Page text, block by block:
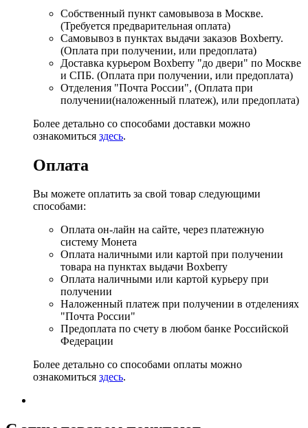
Собственный пункт самовывоза в Москве.
(Требуется предварительная оплата)
Самовывоз в пунктах выдачи заказов Boxberry.
(Оплата при получении, или предоплата)
Доставка курьером Boxberry "до двери" по Москве
и СПБ. (Оплата при получении, или предоплата)
Отделения "Почта России", (Оплата при
получении(наложенный платеж), или предоплата)
Более детально со способами доставки можно
ознакомиться здесь.
Оплата
Вы можете оплатить за свой товар следующими
способами:
Оплата он-лайн на сайте, через платежную
систему Монета
Оплата наличными или картой при получении
товара на пунктах выдачи Boxberry
Оплата наличными или картой курьеру при
получении
Наложенный платеж при получении в отделениях
"Почта России"
Предоплата по счету в любом банке Российской
Федерации
Более детально со способами оплаты можно
ознакомиться здесь.